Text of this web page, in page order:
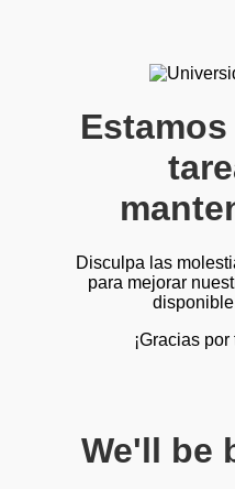
Disculpa las
para mejorar
¡Gracias
We'll be